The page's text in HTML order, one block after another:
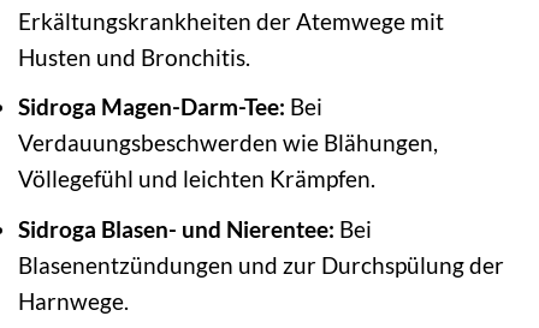
Erkältungskrankheiten der Atemwege mit
Husten und Bronchitis.
Sidroga Magen-Darm-Tee: Bei
Verdauungsbeschwerden wie Blähungen,
Völlegefühl und leichten Krämpfen.
Sidroga Blasen- und Nierentee: Bei
Blasenentzündungen und zur Durchspülung der
Harnwege.